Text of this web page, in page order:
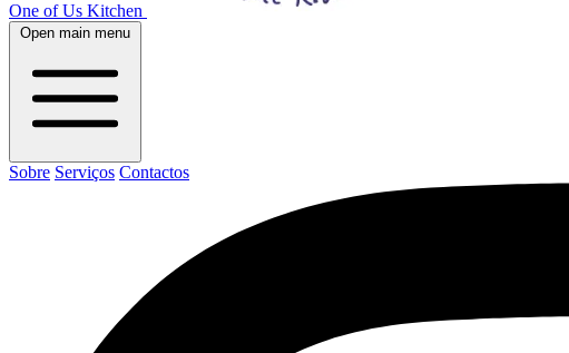
One of Us Kitchen
Open main menu
Sobre Serviços Contactos